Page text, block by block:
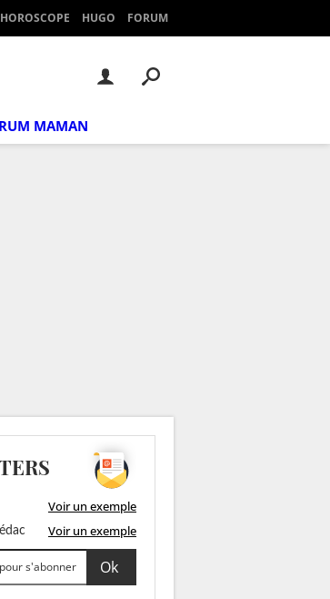
HOROSCOPE HUGO FORUM
MAMAN
Voir un exemple
Voir un exemple